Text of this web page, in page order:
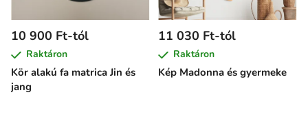
Kör alakú fa matrica Jin és
jang
10 900 Ft-tól
Raktáron
Kép Madonna és gyermeke
11 030 Ft-tól
Raktáron